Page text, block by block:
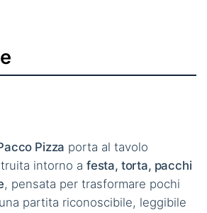
Pizza porta al tavolo
intorno a festa, torta, pacchi
, pensata per trasformare pochi
partita riconoscibile, leggibile